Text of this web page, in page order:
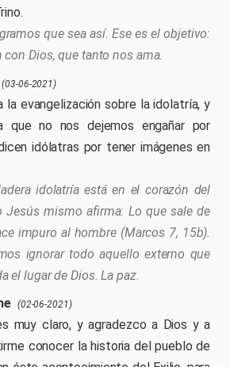
que sea así. Ese es el objetivo:
Dios, que tanto nos ama.
(03-06-2021)
la evangelización sobre la idolatría, y
que no nos dejemos engañar por
idólatras por tener imágenes en
idolatría está en el corazón del
Jesús mismo afirma: Lo que sale de
impuro al hombre (Marcos 7, 15b).
ignorar todo aquello externo que
el lugar de Dios. La paz.
(02-06-2021)
muy claro, y agradezco a Dios y a
conocer la historia del pueblo de